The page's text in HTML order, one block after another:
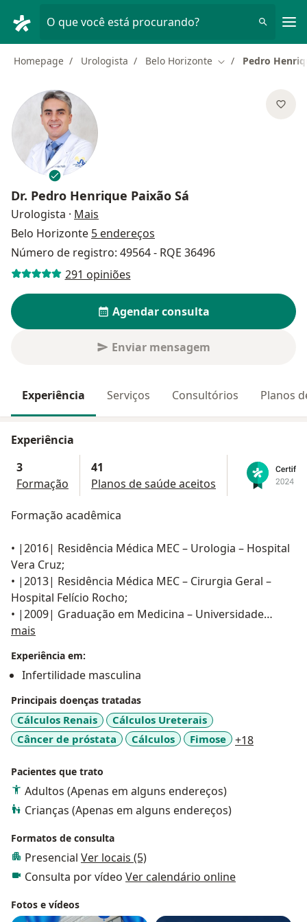
O que você está procurando?
Homepage Urologista Belo Horizonte Mudar de cidade
Pedro
Dr. Pedro Henrique Paixão Sá
Urologista · Mais
Belo Horizonte 5 endereços
Número de registro: 49564 - RQE 36496
291 opiniões
Agendar consulta
Enviar mensagem
Experiência Serviços Consultórios Planos
Experiência
3
Formação
41
Planos de saúde aceitos
Formação acadêmica
• |2016| Residência Médica MEC – Urologia – Hospital
Vera Cruz;
• |2013| Residência Médica MEC – Cirurgia Geral –
Hospital Felício Rocho;
• |2009| Graduação em Medicina – Universidade
Federal de Minas Gerais.
Experiência profissional
• |2015 - 2022 | Hospital das Clínicas da Universidade
Federal de Minas Gerais Cargo: Cirurgião Geral
Vínculo: Servidor Público
• |2014 - 2017 | Fundação Hospitalar do Estado de
Cirurgião Geral Vínculo: Servidor Público
• |2016 - atual | Instituto Hermes Pardini. Cargo:
Urologista Vínculo: Prestador de serviços.
Life Center, Rede MaterDei, Instituto Orizonti, Hospital
Belo Horizonte e Instituto Urológico de Contagem;
• Médico Oficial do Posto de Segundo Tenente do
Aeronáutica (CIAAR – Belo Horizonte, 2010);
mais
Experiência em:
Infertilidade masculina
Principais doenças tratadas
Cálculos Renais
Cálculos Ureterais
Câncer de próstata
Cálculos Fimose +18
Pacientes que trato
Adultos (Apenas em alguns endereços)
Crianças (Apenas em alguns endereços)
Formatos de consulta
Presencial Ver locais (5)
Consulta por vídeo Ver calendário online
Fotos e vídeos